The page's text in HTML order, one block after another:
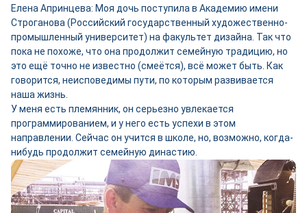
Елена Апринцева: Моя дочь поступила в Академию имени
Строганова (Российский государственный художественно-
промышленный университет) на факультет дизайна. Так что
пока не похоже, что она продолжит семейную традицию, но
это ещё точно не известно (смеётся), всё может быть. Как
говорится, неисповедимы пути, по которым развивается
наша жизнь.
У меня есть племянник, он серьезно увлекается
программированием, и у него есть успехи в этом
направлении. Сейчас он учится в школе, но, возможно, когда-
нибудь продолжит семейную династию.